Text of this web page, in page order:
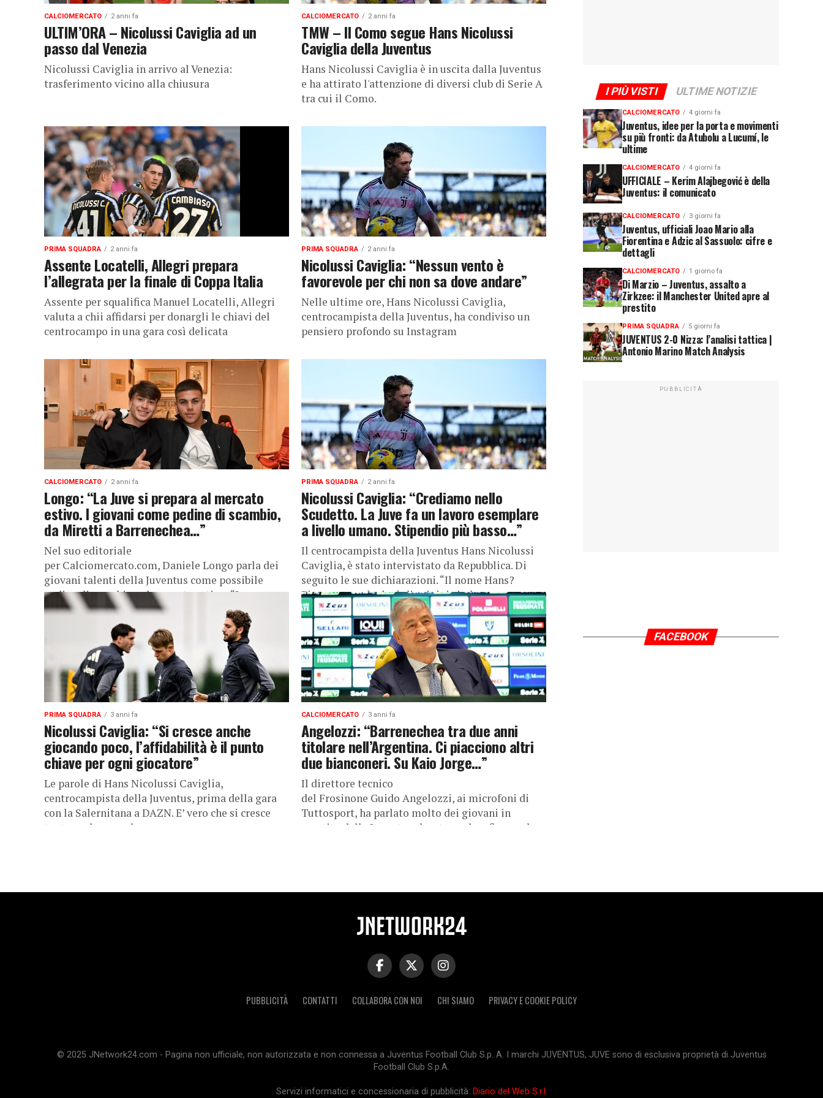
CALCIOMERCATO 2 anni fa
ULTIM’ORA – Nicolussi Caviglia ad un
passo dal Venezia
Nicolussi Caviglia in arrivo al Venezia:
trasferimento vicino alla chiusura
CALCIOMERCATO 2 anni fa
TMW – Il Como segue Hans Nicolussi
Caviglia della Juventus
Hans Nicolussi Caviglia è in uscita dalla Juventus
e ha attirato l'attenzione di diversi club di Serie A
tra cui il Como.
PRIMA SQUADRA 2 anni fa
Assente Locatelli, Allegri prepara
l’allegrata per la finale di Coppa Italia
Assente per squalifica Manuel Locatelli, Allegri
valuta a chii affidarsi per donargli le chiavi del
centrocampo in una gara così delicata
PRIMA SQUADRA 2 anni fa
Nicolussi Caviglia: “Nessun vento è
favorevole per chi non sa dove andare”
Nelle ultime ore, Hans Nicolussi Caviglia,
centrocampista della Juventus, ha condiviso un
pensiero profondo su Instagram
CALCIOMERCATO 2 anni fa
Longo: “La Juve si prepara al mercato
estivo. I giovani come pedine di scambio,
da Miretti a Barrenechea…”
Nel suo editoriale
per Calciomercato.com, Daniele Longo parla dei
giovani talenti della Juventus come possibile
pedine di scambio nel mercato estivo: “La
Juventus si prepara a un mercato, quello...
PRIMA SQUADRA 2 anni fa
Nicolussi Caviglia: “Crediamo nello
Scudetto. La Juve fa un lavoro esemplare
a livello umano. Stipendio più basso…”
Il centrocampista della Juventus Hans Nicolussi
Caviglia, è stato intervistato da Repubblica. Di
seguito le sue dichiarazioni. “Il nome Hans?
Piaceva a papà, che è di origini cimbre...
PRIMA SQUADRA 3 anni fa
Nicolussi Caviglia: “Si cresce anche
giocando poco, l’affidabilità è il punto
chiave per ogni giocatore”
Le parole di Hans Nicolussi Caviglia,
centrocampista della Juventus, prima della gara
con la Salernitana a DAZN. E’ vero che si cresce
tanto anche quando non...
CALCIOMERCATO 3 anni fa
Angelozzi: “Barrenechea tra due anni
titolare nell’Argentina. Ci piacciono altri
due bianconeri. Su Kaio Jorge…”
Il direttore tecnico
del Frosinone Guido Angelozzi, ai microfoni di
Tuttosport, ha parlato molto dei giovani in
prestito dalla Juventus che stanno ben figurando
I PIÙ VISTI ULTIME NOTIZIE
CALCIOMERCATO 4 giorni fa
Juventus, idee per la porta e movimenti
su più fronti: da Atubolu a Lucumí, le
ultime
CALCIOMERCATO 4 giorni fa
UFFICIALE – Kerim Alajbegović è della
Juventus: il comunicato
CALCIOMERCATO 3 giorni fa
Juventus, ufficiali Joao Mario alla
Fiorentina e Adzic al Sassuolo: cifre e
dettagli
CALCIOMERCATO 1 giorno fa
Di Marzio – Juventus, assalto a
Zirkzee: il Manchester United apre al
prestito
PRIMA SQUADRA 5 giorni fa
JUVENTUS 2-0 Nizza: l’analisi tattica |
Antonio Marino Match Analysis
PUBBLICITÀ
FACEBOOK
PUBBLICITÀ CONTATTI COLLABORA CON NOI CHI SIAMO PRIVACY E COOKIE POLICY
© 2025 JNetwork24.com - Pagina non ufficiale, non autorizzata e non connessa a Juventus Football Club S.p. A. I marchi JUVENTUS, JUVE sono di esclusiva proprietà di Juventus
Football Club S.p.A.
Servizi informatici e concessionaria di pubblicità: Diario del Web S.r.l.